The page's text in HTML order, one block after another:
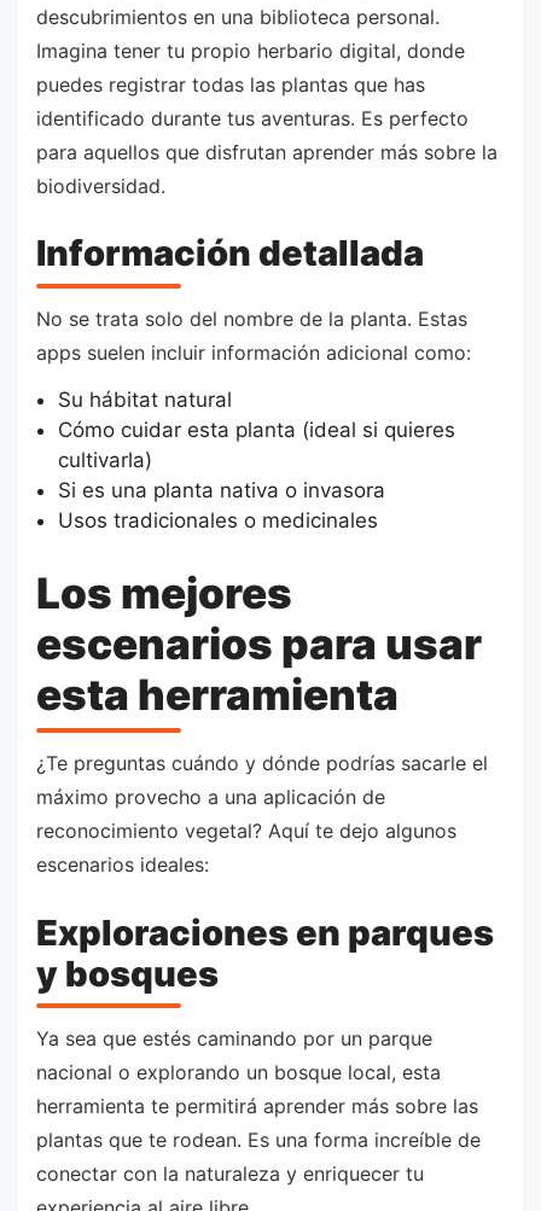
descubrimientos en una biblioteca personal.
Imagina tener tu propio herbario digital, donde
puedes registrar todas las plantas que has
identificado durante tus aventuras. Es perfecto
para aquellos que disfrutan aprender más sobre la
biodiversidad.
Información detallada
No se trata solo del nombre de la planta. Estas
apps suelen incluir información adicional como:
Su hábitat natural
Cómo cuidar esta planta (ideal si quieres
cultivarla)
Si es una planta nativa o invasora
Usos tradicionales o medicinales
Los mejores
escenarios para usar
esta herramienta
¿Te preguntas cuándo y dónde podrías sacarle el
máximo provecho a una aplicación de
reconocimiento vegetal? Aquí te dejo algunos
escenarios ideales:
Exploraciones en parques
y bosques
Ya sea que estés caminando por un parque
nacional o explorando un bosque local, esta
herramienta te permitirá aprender más sobre las
plantas que te rodean. Es una forma increíble de
conectar con la naturaleza y enriquecer tu